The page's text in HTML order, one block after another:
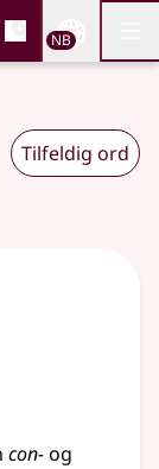
og
NB
Tilfeldig ord
con-og